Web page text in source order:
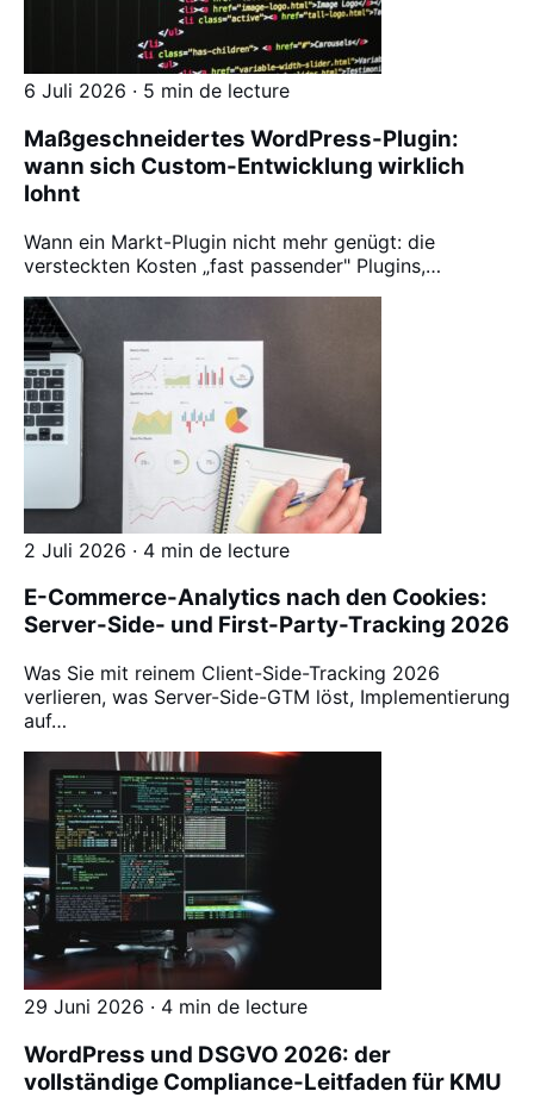
6 Juli 2026 · 5 min de lecture
Maßgeschneidertes WordPress-Plugin:
wann sich Custom-Entwicklung wirklich
lohnt
Wann ein Markt-Plugin nicht mehr genügt: die
versteckten Kosten „fast passender" Plugins,…
2 Juli 2026 · 4 min de lecture
E-Commerce-Analytics nach den Cookies:
Server-Side- und First-Party-Tracking 2026
Was Sie mit reinem Client-Side-Tracking 2026
verlieren, was Server-Side-GTM löst, Implementierung
auf…
29 Juni 2026 · 4 min de lecture
WordPress und DSGVO 2026: der
vollständige Compliance-Leitfaden für KMU